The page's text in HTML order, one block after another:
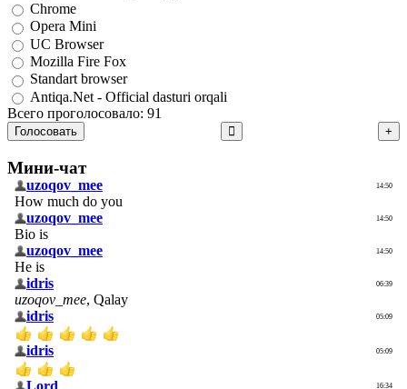
Chrome
Opera Mini
UC Browser
Mozilla Fire Fox
Standart browser
Antiqa.Net - Official dasturi orqali
Всего проголосовало: 91
Голосовать
Мини-чат